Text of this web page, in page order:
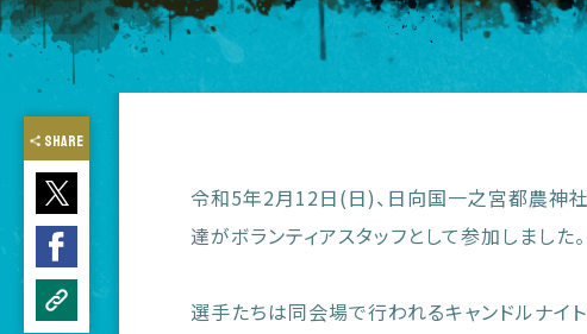
SHARE
令和5年2月12日(日)、日向国一之宮都農神社
達がボランティアスタッフとして参加しました。
選手たちは同会場で行われるキャンドルナイ